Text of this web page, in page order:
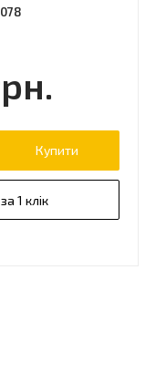
Купити
1 клік